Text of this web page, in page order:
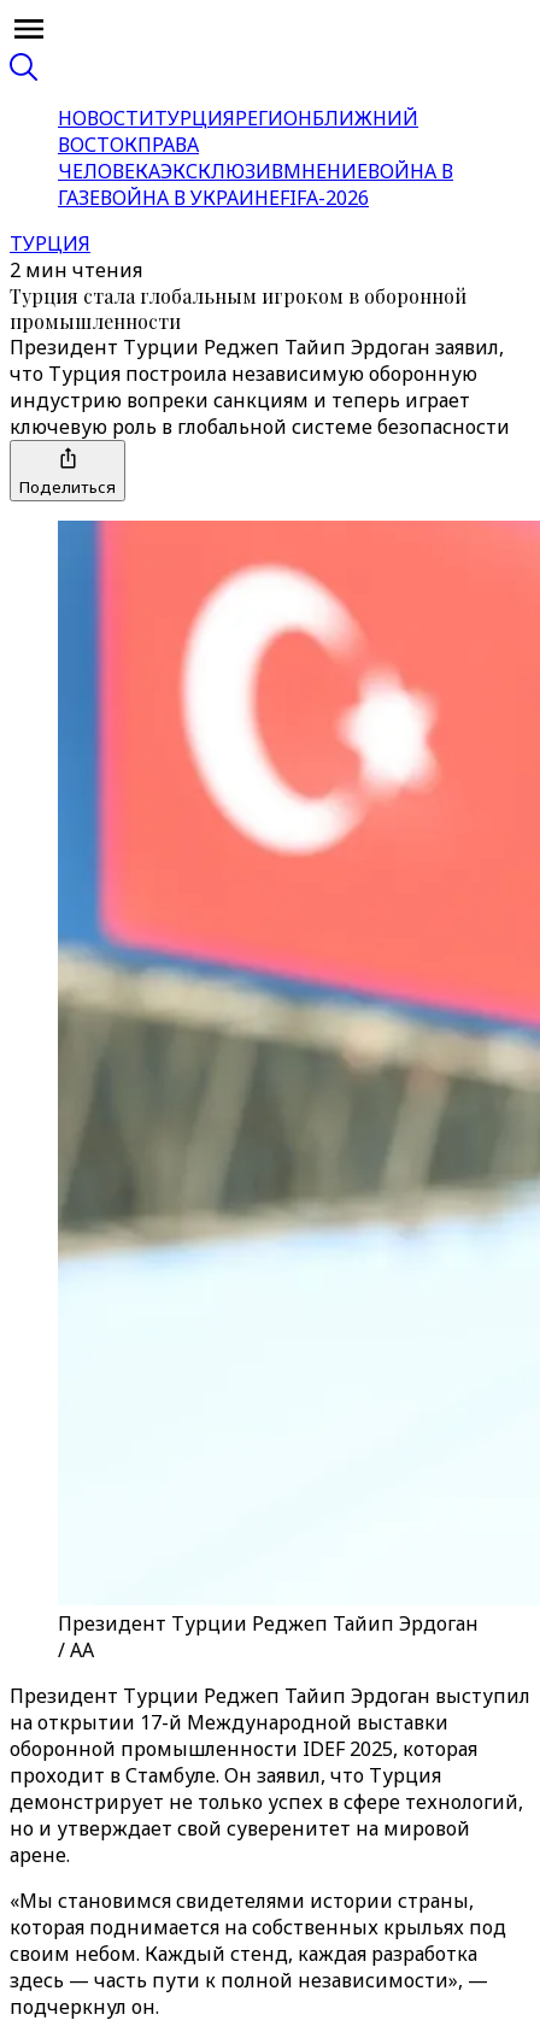
НОВОСТИТУРЦИЯРЕГИОНБЛИЖНИЙ
ВОСТОКПРАВА
ЧЕЛОВЕКАЭКСКЛЮЗИВМНЕНИЕВОЙНА В
ГАЗЕВОЙНА В УКРАИНЕFIFA-2026
ТУРЦИЯ
2 мин чтения
Турция стала глобальным игроком в оборонной
промышленности
Президент Турции Реджеп Тайип Эрдоган заявил,
что Турция построила независимую оборонную
индустрию вопреки санкциям и теперь играет
ключевую роль в глобальной системе безопасности
Поделиться
Президент Турции Реджеп Тайип Эрдоган
/ AA
Президент Турции Реджеп Тайип Эрдоган выступил
на открытии 17-й Международной выставки
оборонной промышленности IDEF 2025, которая
проходит в Стамбуле. Он заявил, что Турция
демонстрирует не только успех в сфере технологий,
но и утверждает свой суверенитет на мировой
арене.
«Мы становимся свидетелями истории страны,
которая поднимается на собственных крыльях под
своим небом. Каждый стенд, каждая разработка
здесь — часть пути к полной независимости», —
подчеркнул он.